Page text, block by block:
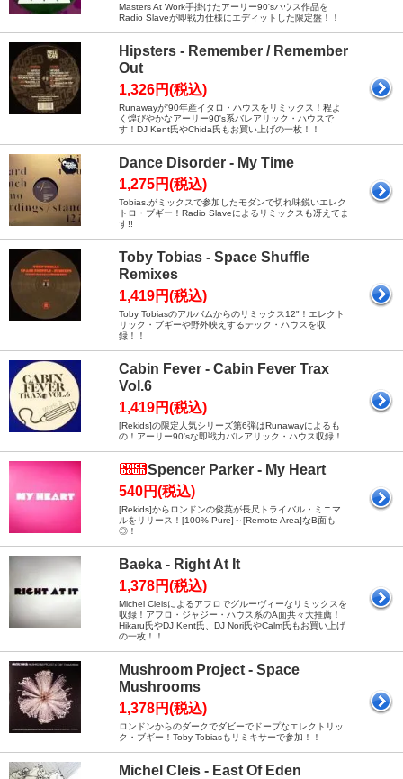
Masters At Work手掛けたアーリー90'sハウス作品を
Radio Slaveが即戦力仕様にエディットした限定盤！！
Hipsters - Remember / Remember
Out
1,326円(税込)
Runawayが'90年産イタロ・ハウスをリミックス！程よ
く煌びやかなアーリー90's系バレアリック・ハウスで
す！DJ Kent氏やChida氏もお買い上げの一枚！！
Dance Disorder - My Time
1,275円(税込)
Tobias.がミックスで参加したモダンで切れ味鋭いエレク
トロ・ブギー！Radio Slaveによるリミックスも冴えてま
す!!
Toby Tobias - Space Shuffle
Remixes
1,419円(税込)
Toby Tobiasのアルバムからのリミックス12"！エレクト
リック・ブギーや野外映えするテック・ハウスを収
録！！
Cabin Fever - Cabin Fever Trax
Vol.6
1,419円(税込)
[Rekids]の限定人気シリーズ第6弾はRunawayによるも
の！アーリー90'sな即戦力バレアリック・ハウス収録！
Spencer Parker - My Heart
540円(税込)
[Rekids]からロンドンの俊英が長尺トライバル・ミニマ
ルをリリース！[100% Pure]～[Remote Area]なB面も
◎！
Baeka - Right At It
1,378円(税込)
Michel Cleisによるアフロでグルーヴィーなリミックスを
収録！アフロ・ジャジー・ハウス系のA面共々大推薦！
Hikaru氏やDJ Kent氏、DJ Nori氏やCalm氏もお買い上げ
の一枚！！
Mushroom Project - Space
Mushrooms
1,378円(税込)
ロンドンからのダークでダビーでドープなエレクトリッ
ク・ブギー！Toby Tobiasもリミキサーで参加！！
Michel Cleis - East Of Eden